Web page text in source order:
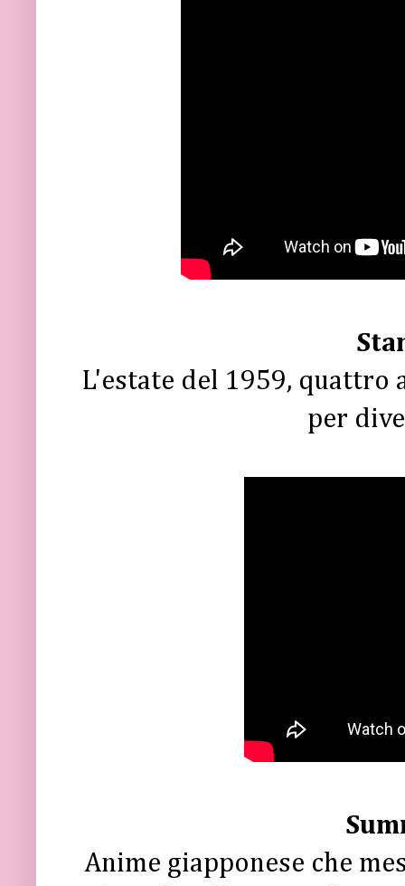
L'estate del 1959, quattro
per
Anime giapponese che